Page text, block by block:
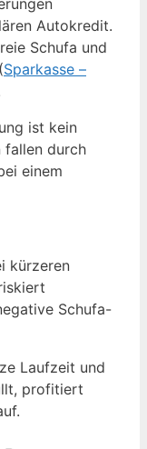
Autokredit.
Schufa und
Sparkasse –
ist kein
fallen durch
einem
kürzeren
Schufa-
Laufzeit und
profitiert